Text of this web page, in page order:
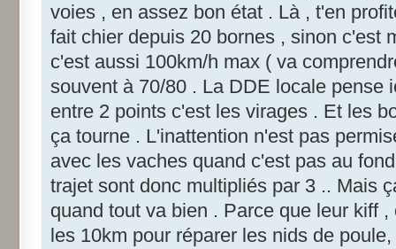
voies , en assez bon état . Là , t'en
fait chier depuis 20 bornes , sinon c'est
c'est aussi 100km/h max ( va
souvent à 70/80 . La DDE locale pense
entre 2 points c'est les virages . Et les
ça tourne . L'inattention n'est pas
avec les vaches quand c'est pas au
trajet sont donc multipliés par 3 .. Mais
quand tout va bien . Parce que leur kiff
les 10km pour réparer les nids de